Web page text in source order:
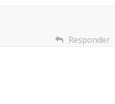
Responder